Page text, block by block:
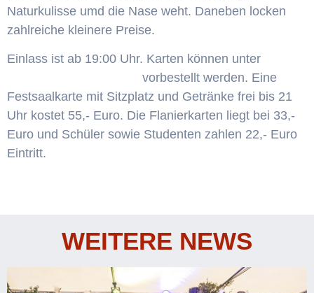
Naturkulisse umd die Nase weht. Daneben locken
zahlreiche kleinere Preise.
Einlass ist ab 19:00 Uhr. Karten können unter
vorbestellt werden. Eine
Festsaalkarte mit Sitzplatz und Getränke frei bis 21
Uhr kostet 55,- Euro. Die Flanierkarten liegt bei 33,-
Euro und Schüler sowie Studenten zahlen 22,- Euro
Eintritt.
WEITERE NEWS